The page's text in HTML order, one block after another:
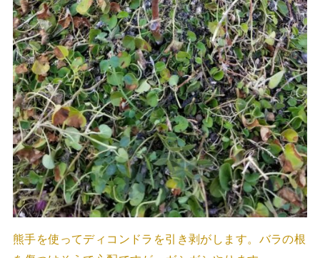
熊手を使ってディコンドラを引き剥がします。バラの根